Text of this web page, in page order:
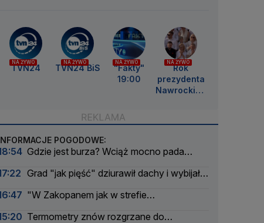
NA ŻYWO
TVN24
NA ŻYWO
TVN24 BiS
NA ŻYWO
"Fakty"
19:00
NA ŻYWO
Rok
prezydenta
Nawrockieg
POGODOWE:
Gdzie jest burza? Wciąż mocno pada
Grad "jak pięść" dziurawił dachy i wybijał
"W Zakopanem jak w strefie
Termometry znów rozgrzane do